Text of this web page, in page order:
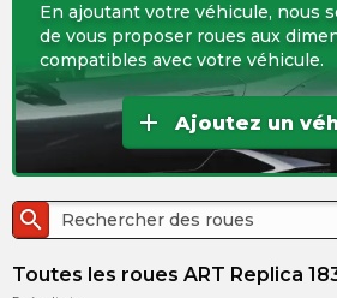
En ajoutant votre véhicule, nous
de vous proposer roues aux
compatibles avec votre véhicule.
add Ajoutez un
search
Toutes les roues ART Replica